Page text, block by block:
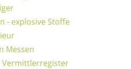
- explosive Stoffe
Messen
Vermittlerregister